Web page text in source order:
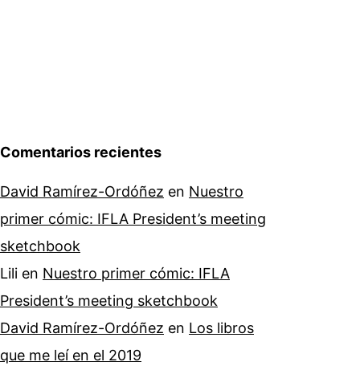
Comentarios recientes
David Ramírez-Ordóñez en Nuestro
primer cómic: IFLA President’s meeting
sketchbook
Lili en Nuestro primer cómic: IFLA
President’s meeting sketchbook
David Ramírez-Ordóñez en Los libros
que me leí en el 2019